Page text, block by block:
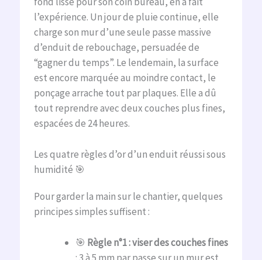
l’expérience. Un jour de pluie continue, elle
charge son mur d’une seule passe massive
d’enduit de rebouchage, persuadée de
“gagner du temps”. Le lendemain, la surface
est encore marquée au moindre contact, le
ponçage arrache tout par plaques. Elle a dû
tout reprendre avec deux couches plus fines,
espacées de 24 heures.
Les quatre règles d’or d’un enduit réussi sous
humidité 🎯
Pour garder la main sur le chantier, quelques
principes simples suffisent :
🎯 Règle n°1 : viser des couches fines